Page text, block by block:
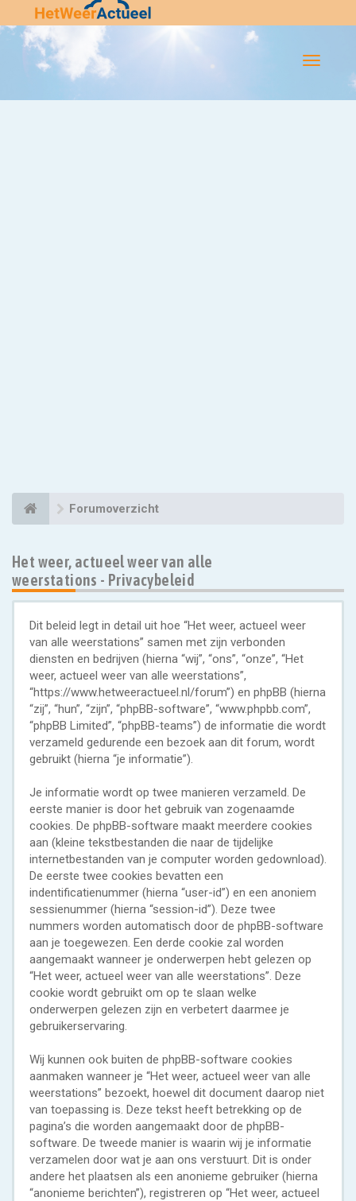
Flip-
Forumoverzicht
Het weer, actueel weer van alle
weerstations - Privacybeleid
Dit beleid legt in detail uit hoe “Het weer, actueel weer
van alle weerstations” samen met zijn verbonden
diensten en bedrijven (hierna “wij”, “ons”, “onze”, “Het
weer, actueel weer van alle weerstations”,
“https://www.hetweeractueel.nl/forum”) en phpBB (hierna
“zij”, “hun”, “zijn”, “phpBB-software”, “www.phpbb.com”,
“phpBB Limited”, “phpBB-teams”) de informatie die wordt
verzameld gedurende een bezoek aan dit forum, wordt
gebruikt (hierna “je informatie”).
Je informatie wordt op twee manieren verzameld. De
eerste manier is door het gebruik van zogenaamde
cookies. De phpBB-software maakt meerdere cookies
aan (kleine tekstbestanden die naar de tijdelijke
internetbestanden van je computer worden gedownload).
De eerste twee cookies bevatten een
indentificatienummer (hierna “user-id”) en een anoniem
sessienummer (hierna “session-id”). Deze twee
nummers worden automatisch door de phpBB-software
aan je toegewezen. Een derde cookie zal worden
aangemaakt wanneer je onderwerpen hebt gelezen op
“Het weer, actueel weer van alle weerstations”. Deze
cookie wordt gebruikt om op te slaan welke
onderwerpen gelezen zijn en verbetert daarmee je
gebruikerservaring.
Wij kunnen ook buiten de phpBB-software cookies
aanmaken wanneer je “Het weer, actueel weer van alle
weerstations” bezoekt, hoewel dit document daarop niet
van toepassing is. Deze tekst heeft betrekking op de
pagina’s die worden aangemaakt door de phpBB-
software. De tweede manier is waarin wij je informatie
verzamelen door wat je aan ons verstuurt. Dit is onder
andere het plaatsen als een anonieme gebruiker (hierna
“anonieme berichten”), registreren op “Het weer, actueel